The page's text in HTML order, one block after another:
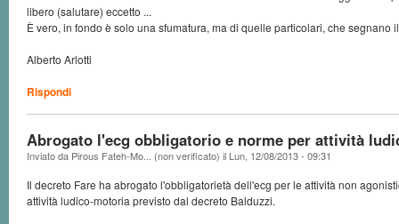
libero (salutare) eccetto ...
È vero, in fondo è solo una sfumatura, ma di quelle particolari, che segnano
Alberto Arlotti
Rispondi
Abrogato l'ecg obbligatorio e norme per attività
Inviato da Pirous Fateh-Mo... (non verificato) il Lun, 12/08/2013 - 09:31
Il decreto Fare ha abrogato l'obbligatorietà dell'ecg per le attività non
attività ludico-motoria previsto dal decreto Balduzzi.